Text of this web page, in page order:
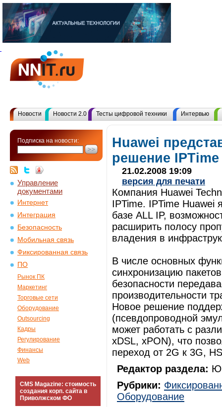
Новости Новости 2.0 Тесты цифровой техники Интервью
Подписка на новости:
Управление
документами
Интернет
Интеграция
Безопасность
Мобильная связь
Фиксированная связь
ПО
Рынок ПК
Маркетинг
Торговые сети
Оборудование
Outsourcing
Кадры
Регулирование
Финансы
Web
CMS Magazine: стоимость
создания корп. сайта в
Приволжском ФО
Huawei
решение IPTime
21.02.2008 19:09
версия для печати
Компания Huawei
IPTime. IPTime Huawei
базе ALL IP,
расширить полосу
владения в
В числе основных
синхронизацию
безопасности
производительности
Новое решение
(псевдопроводной
может работать с
xDSL, xPON), что
переход от 2G к 3G,
Редактор раздела:
Рубрики:
Оборудование